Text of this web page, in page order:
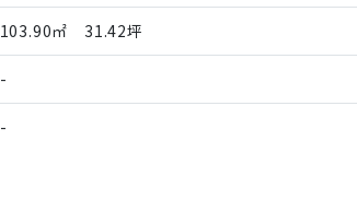
103.90㎡ 31.42坪
-
-